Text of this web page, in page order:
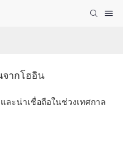
จากโฮอิน
ะน่าเชื่อถือในช่วงเทศกาล